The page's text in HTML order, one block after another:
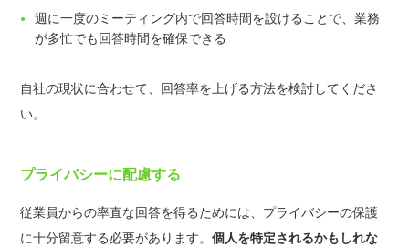
週に一度のミーティング内で回答時間を設けることで、業務
が多忙でも回答時間を確保できる
自社の現状に合わせて、回答率を上げる方法を検討してくださ
い。
プライバシーに配慮する
従業員からの率直な回答を得るためには、プライバシーの保護
に十分留意する必要があります。個人を特定されるかもしれな